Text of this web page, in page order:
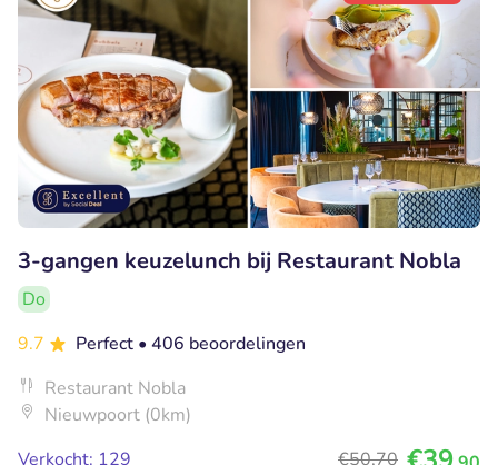
3-gangen keuzelunch bij Restaurant Nobla
Do
9.7
Perfect • 406 beoordelingen
Restaurant Nobla
Nieuwpoort (0km)
Verkocht: 129
€50,70